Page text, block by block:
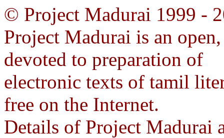
© Project Madurai 1999 -
Project Madurai is an
devoted to preparation of
electronic texts of tamil
free on the Internet.
Details of Project Madurai